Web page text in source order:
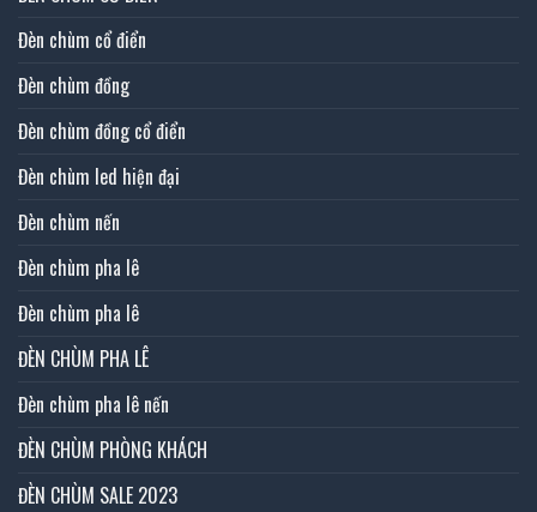
Đèn chùm cổ điển
Đèn chùm đồng
Đèn chùm đồng cổ điển
Đèn chùm led hiện đại
Đèn chùm nến
Đèn chùm pha lê
Đèn chùm pha lê
ĐÈN CHÙM PHA LÊ
Đèn chùm pha lê nến
ĐÈN CHÙM PHÒNG KHÁCH
ĐÈN CHÙM SALE 2023